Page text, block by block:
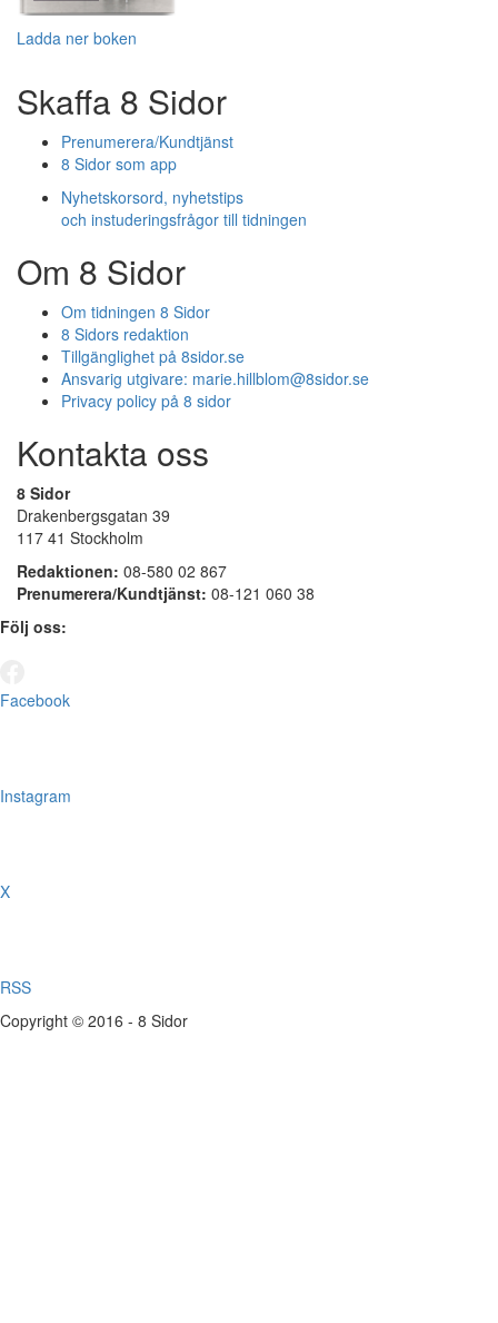
Ladda ner boken
Skaffa 8 Sidor
Prenumerera/Kundtjänst
8 Sidor som app
Nyhetskorsord, nyhetstips
och instuderingsfrågor till tidningen
Om 8 Sidor
Om tidningen 8 Sidor
8 Sidors redaktion
Tillgänglighet på 8sidor.se
Ansvarig utgivare: marie.hillblom@8sidor.se
Privacy policy på 8 sidor
Kontakta oss
8 Sidor
Drakenbergsgatan 39
117 41 Stockholm
Redaktionen: 08-580 02 867
Prenumerera/Kundtjänst: 08-121 060 38
Följ oss:
Facebook
Instagram
X
RSS
Copyright © 2016 - 8 Sidor